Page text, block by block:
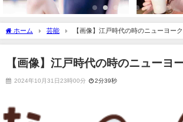
ホーム 芸能 【画像】江戸時代の時のニューヨー
【画像】江戸時代の時のニューヨ
2024年10月31日23時00分 2分39秒